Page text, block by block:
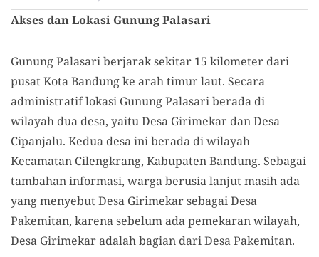
Akses dan Lokasi Gunung Palasari
Gunung Palasari berjarak sekitar 15 kilometer dari
pusat Kota Bandung ke arah timur laut. Secara
administratif lokasi Gunung Palasari berada di
wilayah dua desa, yaitu Desa Girimekar dan Desa
Cipanjalu. Kedua desa ini berada di wilayah
Kecamatan Cilengkrang, Kabupaten Bandung. Sebagai
tambahan informasi, warga berusia lanjut masih ada
yang menyebut Desa Girimekar sebagai Desa
Pakemitan, karena sebelum ada pemekaran wilayah,
Desa Girimekar adalah bagian dari Desa Pakemitan.